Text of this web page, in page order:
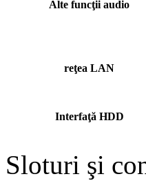
Alte funcţii audio
reţea LAN
Interfaţă HDD
Sloturi şi